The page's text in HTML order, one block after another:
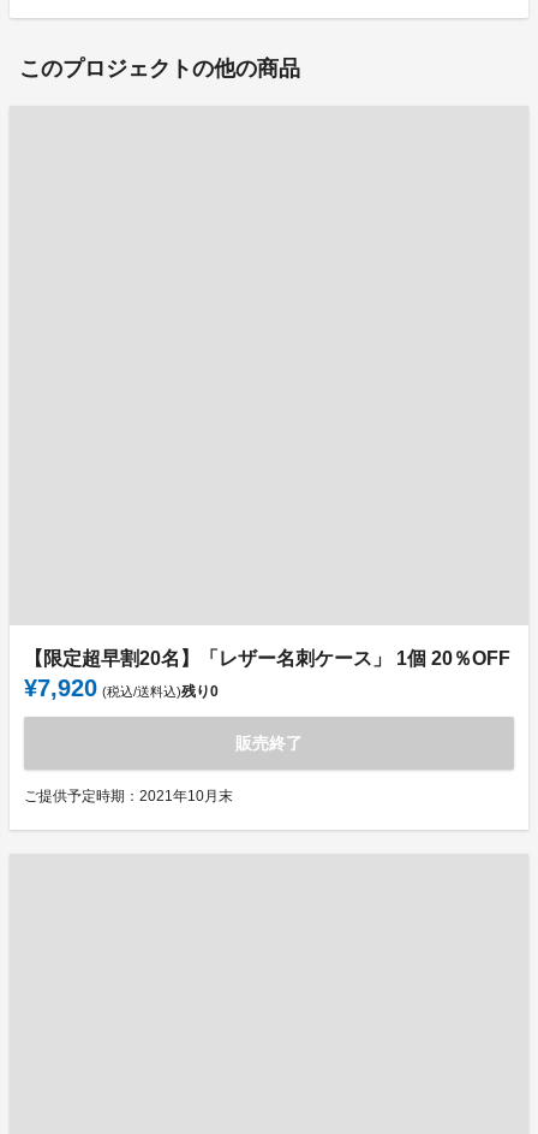
このプロジェクトの他の商品
【限定超早割20名】「レザー名刺ケース」 1個 20％OFF
¥7,920 (税込/送料込)残り0
販売終了
ご提供予定時期：2021年10月末